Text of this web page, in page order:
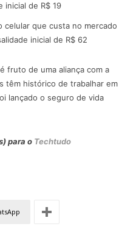
inicial de R$ 19
celular que custa no mercado
inicial de R$ 62
fruto de uma aliança com a
têm histórico de trabalhar em
lançado o seguro de vida
para o Techtudo